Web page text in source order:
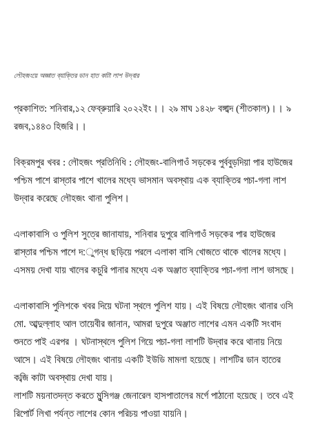
লৌহজংয়ে অজ্ঞাত ব্যাক্তির ডান হাত কাটা লাশ উদ্বার
প্রকাশিত: শনিবার,১২ ফেব্রুয়ারি ২০২২ইং।। ২৯ মাঘ ১৪২৮ বঙ্গাব্দ (শীতকাল)।। ৯
রজব,১৪৪৩ হিজরি।।
বিক্রমপুর খবর : লৌহজং প্রতিনিধি : লৌহজং-বালিগাওঁ সড়কের পুর্ববুড়দিয়া পার হাউজের
পশ্চিম পাশে রাস্তার পাশে খালের মধ্যে ভাসমান অবস্থায় এক ব্যাক্তির পচা-গলা লাশ
উদ্বার করেছে লৌহজং থানা পুলিশ।
এলাকাবাসি ও পুলিশ সুত্রে জানাযায়, শনিবার দুপুরে বালিগাওঁ সড়কের পার হাউজের
রাস্তার পশ্চিম পাশে দ:ুগন্ধ ছড়িয়ে পরলে এলাকা বাসি খোজতে থাকে খালের মধ্যে।
এসময় দেখা যায় খালের কচুরি পানার মধ্যে এক অঞ্জাত ব্যাক্তির পচা-গলা লাশ ভাসছে।
এলাকাবাসি পুলিশকে খবর দিয়ে ঘটনা স্থলে পুলিশ যায়। এই বিষয়ে লৌহজং থানার ওসি
মো. আব্দুল্লাহ আল তায়েবীর জানান, আমরা দুপুরে অঞ্জাত লাশের এমন একটি সংবাদ
শুনতে পাই এরপর । ঘটনাস্থলে পুলিশ গিয়ে পচা-গলা লাশটি উদ্বার করে থানায় নিয়ে
আসে। এই বিষয়ে লৌহজং থানায় একটি ইউডি মামলা হয়েছে। লাশটির ডান হাতের
কব্জি কাটা অবস্থায় দেখা যায়।
লাশটি ময়নাতদন্ত করতে মুন্সিগঞ্জ জেনারেল হাসপাতালের মর্গে পাঠানো হয়েছে। তবে এই
রিপোর্ট লিখা পর্যন্ত লাশের কোন পরিচয় পাওয়া যায়নি।